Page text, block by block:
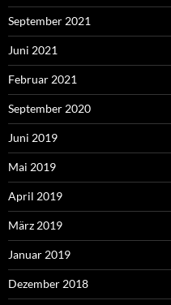
September 2021
Juni 2021
Februar 2021
September 2020
Juni 2019
Mai 2019
April 2019
März 2019
Januar 2019
Dezember 2018